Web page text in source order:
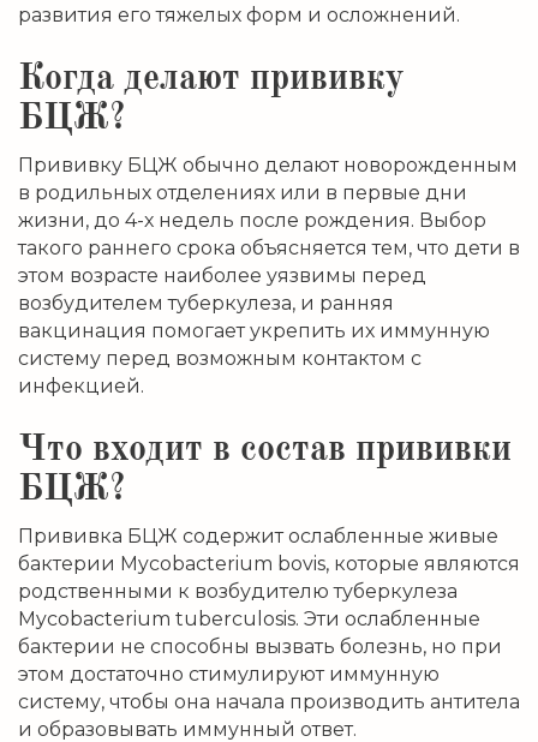
развития его тяжелых форм и осложнений.
Когда делают прививку
БЦЖ?
Прививку БЦЖ обычно делают новорожденным
в родильных отделениях или в первые дни
жизни, до 4-х недель после рождения. Выбор
такого раннего срока объясняется тем, что дети в
этом возрасте наиболее уязвимы перед
возбудителем туберкулеза, и ранняя
вакцинация помогает укрепить их иммунную
систему перед возможным контактом с
инфекцией.
Что входит в состав прививки
БЦЖ?
Прививка БЦЖ содержит ослабленные живые
бактерии Mycobacterium bovis, которые являются
родственными к возбудителю туберкулеза
Mycobacterium tuberculosis. Эти ослабленные
бактерии не способны вызвать болезнь, но при
этом достаточно стимулируют иммунную
систему, чтобы она начала производить антитела
и образовывать иммунный ответ.